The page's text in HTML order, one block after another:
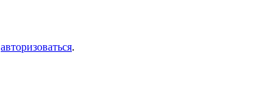
авторизоваться.